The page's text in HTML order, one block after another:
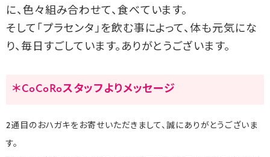
に、色々組み合わせて、食べています。
そして「プラセンタ」を飲む事によって、体も元気にな
り、毎日すごしています。ありがとうございます。
＊CoCoRoスタッフよりメッセージ
2通目のおハガキをお寄せいただきまして、誠にありがとうございま
す。